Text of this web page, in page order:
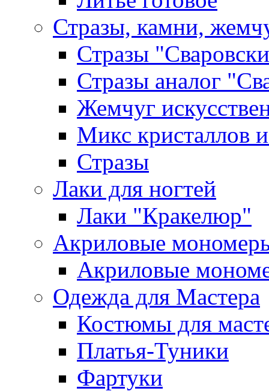
Стразы, камни,
Стразы
Стразы аналог
Жемчуг
Микс кристаллов
Стразы
Лаки для ногтей
Лаки "Кракелюр"
Акриловые
Акриловые
Одежда для Мастера
Костюмы для
Платья-Туники
Фартуки